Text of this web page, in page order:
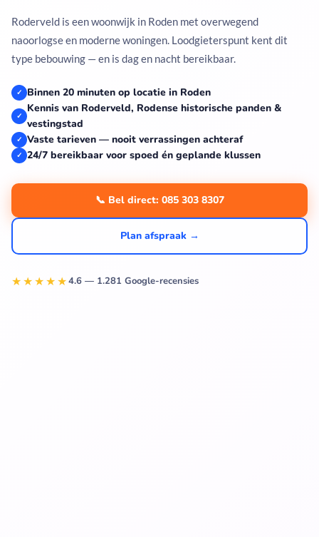
Roderveld is een woonwijk in Roden met overwegend
naoorlogse en moderne woningen. Loodgieterspunt kent dit
type bebouwing — en is dag en nacht bereikbaar.
✓ Binnen 20 minuten op locatie in Roden
✓
Kennis van Roderveld, Rodense historische panden &
vestingstad
✓ Vaste tarieven — nooit verrassingen achteraf
✓ 24/7 bereikbaar voor spoed én geplande klussen
📞 Bel direct: 085 303 8307
Plan afspraak →
★★★★★4.6 — 1.281 Google-recensies